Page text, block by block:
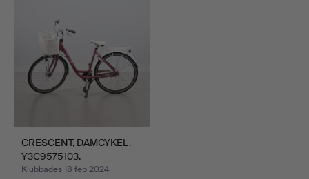
CRESCENT, DAMCYKEL.
Y3C9575103.
Klubbades 18 feb 2024